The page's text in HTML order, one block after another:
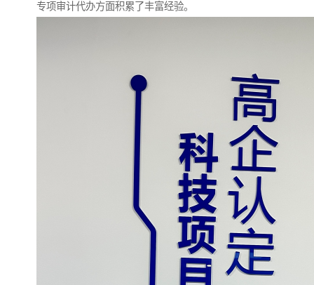
专项审计代办方面积累了丰富经验。